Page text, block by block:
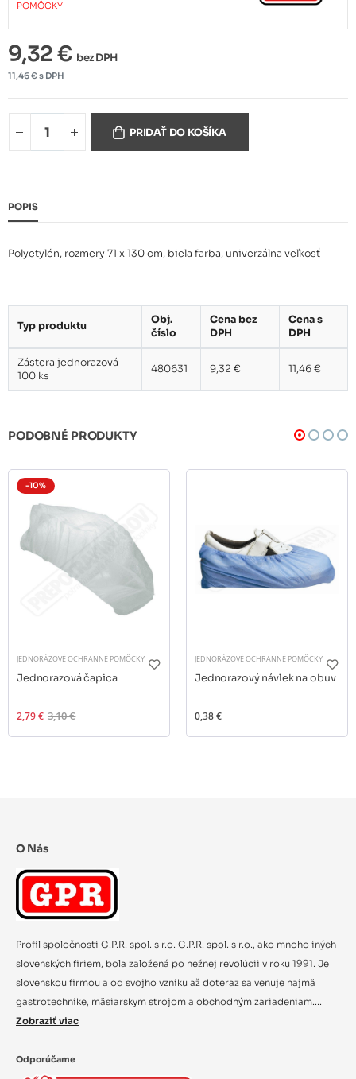
POMÔCKY
9,32 € bez DPH
11,46 € s DPH
PRIDAŤ DO KOŠÍKA
POPIS
Polyetylén, rozmery 71 x 130 cm, biela farba, univerzálna veľkosť
Typ produktu
Obj.
číslo
Cena bez
DPH
Cena s
DPH
Zástera jednorazová
100 ks
480631 9,32 € 11,46 €
PODOBNÉ PRODUKTY
-10%
JEDNORÁZOVÉ OCHRANNÉ POMÔCKY
Jednorazová čapica
2,79 € 3,10 €
JEDNORÁZOVÉ OCHRANNÉ POMÔCKY
Jednorazový návlek na obuv
0,38 €
O Nás
Profil spoločnosti G.P.R. spol. s r.o. G.P.R. spol. s r.o., ako mnoho iných
slovenských firiem, bola založená po nežnej revolúcii v roku 1991. Je
slovenskou firmou a od svojho vzniku až doteraz sa venuje najmä
gastrotechnike, mäsiarskym strojom a obchodným zariadeniam....
Zobraziť viac
Odporúčame